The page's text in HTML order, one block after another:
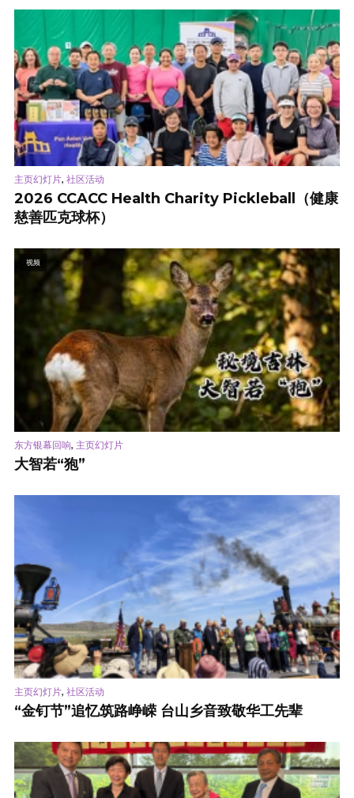
主页幻灯片, 社区活动
2026 CCACC Health Charity Pickleball（健康
慈善匹克球杯）
视频
东方银幕回响, 主页幻灯片
大智若“狍”
主页幻灯片, 社区活动
“金钉节”追忆筑路峥嵘 台山乡音致敬华工先辈